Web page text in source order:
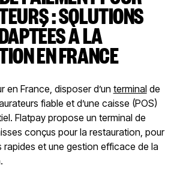
: SOLUTIONS
À LA
EN FRANCE
en France, disposer d’un terminal de
fiable et d’une caisse (POS)
Flatpay propose un terminal de
conçus pour la restauration, pour
rapides et une gestion efficace de la